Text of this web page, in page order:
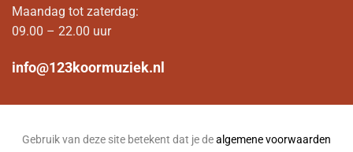
Maandag tot zaterdag:
09.00 – 22.00 uur
info@123koormuziek.nl
Gebruik van deze site betekent dat je dealgemene voorwaarden